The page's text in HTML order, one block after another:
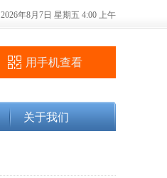
2026年8月7日 星期五 4:00 上午
用手机查看
关于我们